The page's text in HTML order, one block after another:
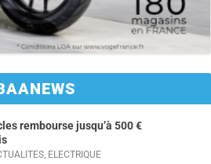
rembourse jusqu’à 500 €
, ELECTRIQUE